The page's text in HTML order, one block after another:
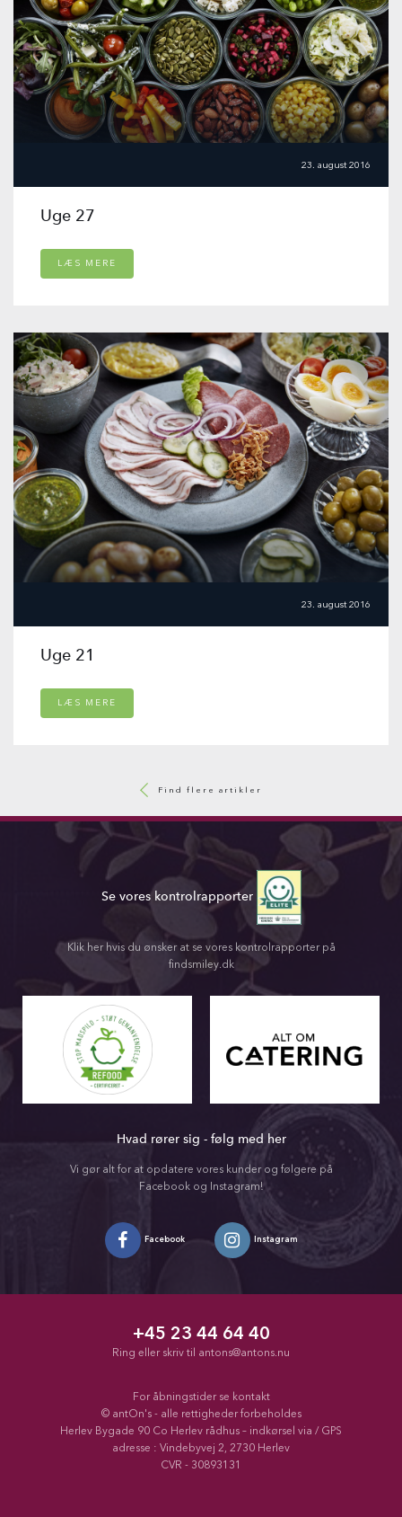
23. august 2016
Uge 27
LÆS MERE
23. august 2016
Uge 21
LÆS MERE
Find flere artikler
Se vores kontrolrapporter
Klik her hvis du ønsker at se vores kontrolrapporter på
findsmiley.dk
Hvad rører sig - følg med her
Vi gør alt for at opdatere vores kunder og følgere på
Facebook og Instagram!
Facebook Instagram
+45 23 44 64 40
Ring eller skriv til antons@antons.nu
For åbningstider se kontakt
© antOn's - alle rettigheder forbeholdes
Herlev Bygade 90 Co Herlev rådhus – indkørsel via / GPS
adresse : Vindebyvej 2, 2730 Herlev
CVR - 30893131